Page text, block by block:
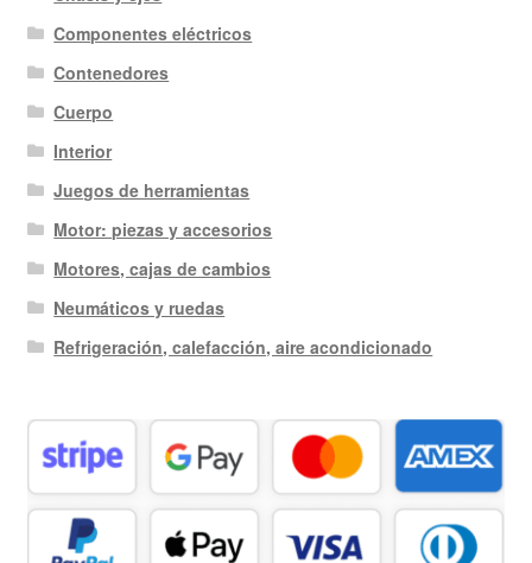
Componentes eléctricos
Contenedores
Cuerpo
Interior
Juegos de herramientas
Motor: piezas y accesorios
Motores, cajas de cambios
Neumáticos y ruedas
Refrigeración, calefacción, aire acondicionado